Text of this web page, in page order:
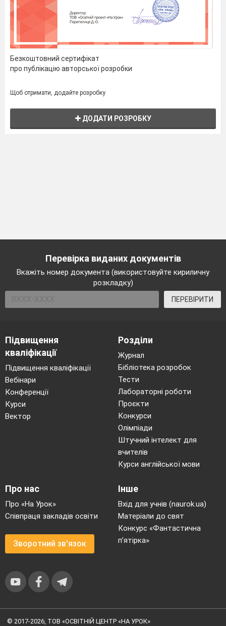
Безкоштовний сертифікат
про публікацію авторської розробки
Щоб отримати, додайте розробку
ДОДАТИ РОЗРОБКУ
Перевірка виданих документів
Вкажіть номер документа (використовуйте кириличну
розкладку)
ПЕРЕВІРИТИ
Підвищення
кваліфікації
Підвищення кваліфікації
Вебінари
Конференції
Курси
Вектор
Розділи
Журнал
Бібліотека розробок
Тести
Лабораторні роботи
Проєкти
Конкурси
Олімпіади
Штучний інтелект для
вчителів
Курси англійської мови
Про нас
Про «На Урок»
Співпраця закладів освіти
Зворотний зв'язок
Інше
Вхід для учнів (naurok.ua)
Матеріали до свят
Конкурс «Фантастична
п’ятірка»
© 2017-2026, ТОВ «ОСВІТНІЙ ЦЕНТР «НА УРОК»